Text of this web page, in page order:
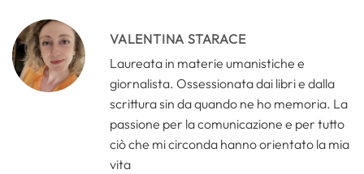
VALENTINA STARACE
Laureata in materie umanistiche e
giornalista. Ossessionata dai libri e dalla
scrittura sin da quando ne ho memoria. La
passione per la comunicazione e per tutto
ciò che mi circonda hanno orientato la mia
vita